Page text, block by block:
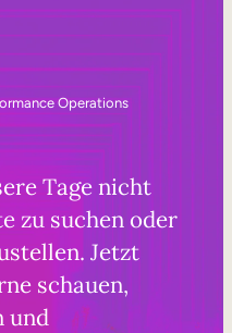
Operations
Tage nicht
zu suchen oder
Jetzt
schauen,
und